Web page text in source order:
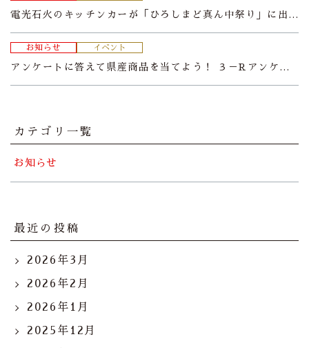
電光石火のキッチンカーが「ひろしまど真ん中祭り」に出展！ ～３－Rの青ネギ使用～
お知らせ イベント
アンケートに答えて県産商品を当てよう！ ３－Rアンケート・プレゼントキャンペーンのお知らせ
カテゴリ一覧
お知らせ
最近の投稿
2026年3月
2026年2月
2026年1月
2025年12月